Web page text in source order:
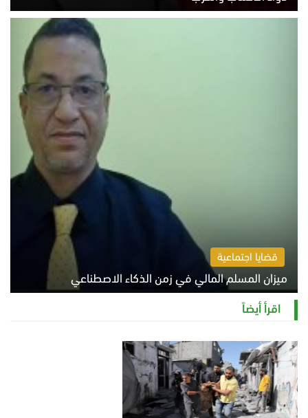
السبت 8 أغسطس 2026 10:54 ص
قضايا اجتماعية
ميزان المسلم المالي في زمن الذكاء الاصطناعي
السبت 8 أغسطس 2026 11:21 ص
اقرأ أيضاً